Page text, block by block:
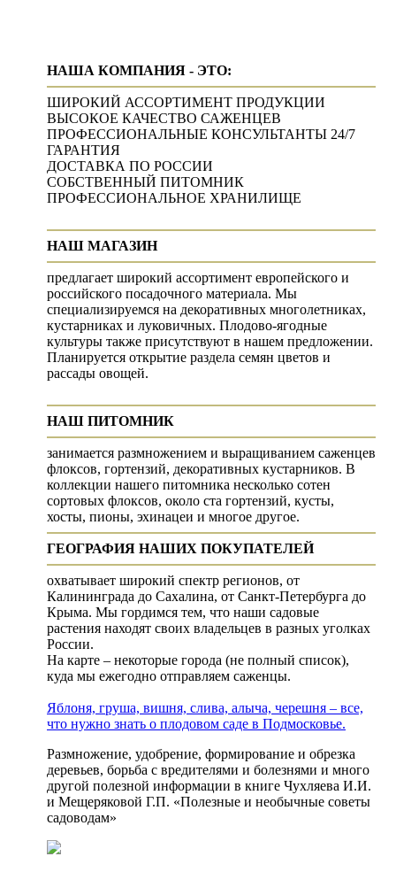
НАША КОМПАНИЯ - ЭТО:
ШИРОКИЙ АССОРТИМЕНТ ПРОДУКЦИИ
ВЫСОКОЕ КАЧЕСТВО САЖЕНЦЕВ
ПРОФЕССИОНАЛЬНЫЕ КОНСУЛЬТАНТЫ 24/7
ГАРАНТИЯ
ДОСТАВКА ПО РОССИИ
СОБСТВЕННЫЙ ПИТОМНИК
ПРОФЕССИОНАЛЬНОЕ ХРАНИЛИЩЕ
НАШ МАГАЗИН
предлагает широкий ассортимент европейского и
российского посадочного материала. Мы
специализируемся на декоративных многолетниках,
кустарниках и луковичных. Плодово-ягодные
культуры также присутствуют в нашем предложении.
Планируется открытие раздела семян цветов и
рассады овощей.
НАШ ПИТОМНИК
занимается размножением и выращиванием саженцев
флоксов, гортензий, декоративных кустарников. В
коллекции нашего питомника несколько сотен
сортовых флоксов, около ста гортензий, кусты,
хосты, пионы, эхинацеи и многое другое.
ГЕОГРАФИЯ НАШИХ ПОКУПАТЕЛЕЙ
охватывает широкий спектр регионов, от
Калининграда до Сахалина, от Санкт-Петербурга до
Крыма. Мы гордимся тем, что наши садовые
растения находят своих владельцев в разных уголках
России.
На карте – некоторые города (не полный список),
куда мы ежегодно отправляем саженцы.
Яблоня, груша, вишня, слива, алыча, черешня – все,
что нужно знать о плодовом саде в Подмосковье.
Размножение, удобрение, формирование и обрезка
деревьев, борьба с вредителями и болезнями и много
другой полезной информации в книге Чухляева И.И.
и Мещеряковой Г.П. «Полезные и необычные советы
садоводам»